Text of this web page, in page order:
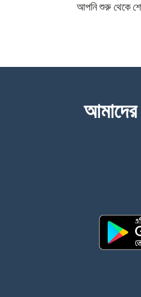
আপনি শুরু থেকে
আমাদের